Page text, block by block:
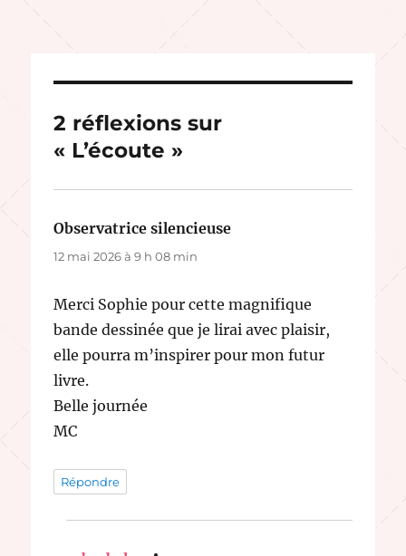
2 réflexions sur
« L’écoute »
Observatrice silencieuse
12 mai 2026 à 9 h 08 min
Merci Sophie pour cette magnifique
bande dessinée que je lirai avec plaisir,
elle pourra m’inspirer pour mon futur
livre.
Belle journée
MC
Répondre